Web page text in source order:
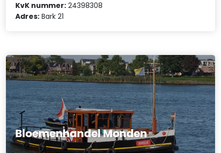
KvK nummer: 24398308
Adres: Bark 21
Bloemenhandel Monden